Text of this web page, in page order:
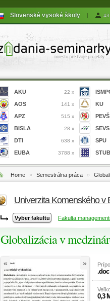
Slovenské vysoké školy |
AKU 22 x
AOS 141 x
APZ 515 x
BISLA 28 x
DTI 638 x
EUBA 3788 x
KU
PEVŠ
SEVS
SPU
Home » Semestrálna práca »
Univerzita Komenského v
Fakulta
Globalizácia v
« »
.doc
0,3